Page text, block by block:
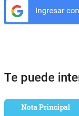
Ingresar
Te puede
Nota Principal